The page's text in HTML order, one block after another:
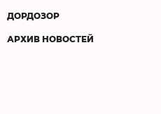
ДОРДОЗОР
АРХИВ НОВОСТЕЙ